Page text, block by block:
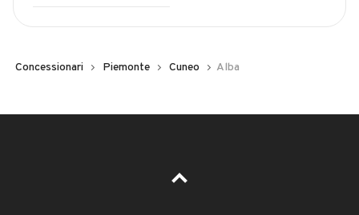
Concessionari Piemonte Cuneo Alba